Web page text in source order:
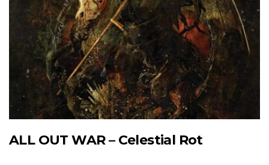
ALL OUT WAR – Celestial Rot